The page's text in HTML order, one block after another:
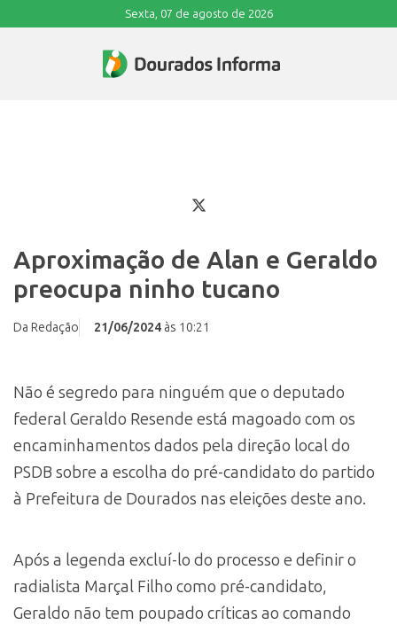
Sexta, 07 de agosto de 2026
Aproximação de Alan e Geraldo
preocupa ninho tucano
Da Redação 21/06/2024 às 10:21
Não é segredo para ninguém que o deputado
federal Geraldo Resende está magoado com os
encaminhamentos dados pela direção local do
PSDB sobre a escolha do pré-candidato do partido
à Prefeitura de Dourados nas eleições deste ano.
Após a legenda excluí-lo do processo e definir o
radialista Marçal Filho como pré-candidato,
Geraldo não tem poupado críticas ao comando